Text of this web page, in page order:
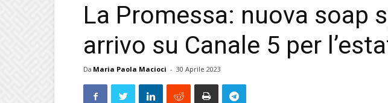
La Promessa: nuova soap
arrivo su Canale 5 per
Da Maria Paola Macioci - 30 Aprile 2023